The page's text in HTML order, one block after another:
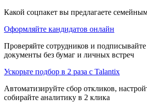
Какой соцпакет вы предлагаете
Оформляйте кандидатов онлайн
Проверяйте сотрудников и
документы без бумаг и личных встреч
Ускорьте подбор в 2 раза с Talantix
Автоматизируйте сбор откликов,
собирайте аналитику в 2 клика